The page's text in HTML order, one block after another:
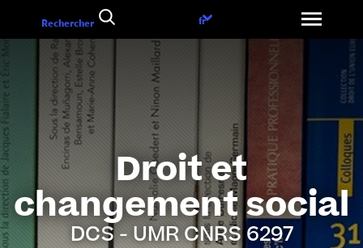
Droit et
changement social
DCS - UMR CNRS 6297
Rechercher
Choix
fr